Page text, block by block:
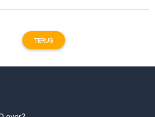
TERUG